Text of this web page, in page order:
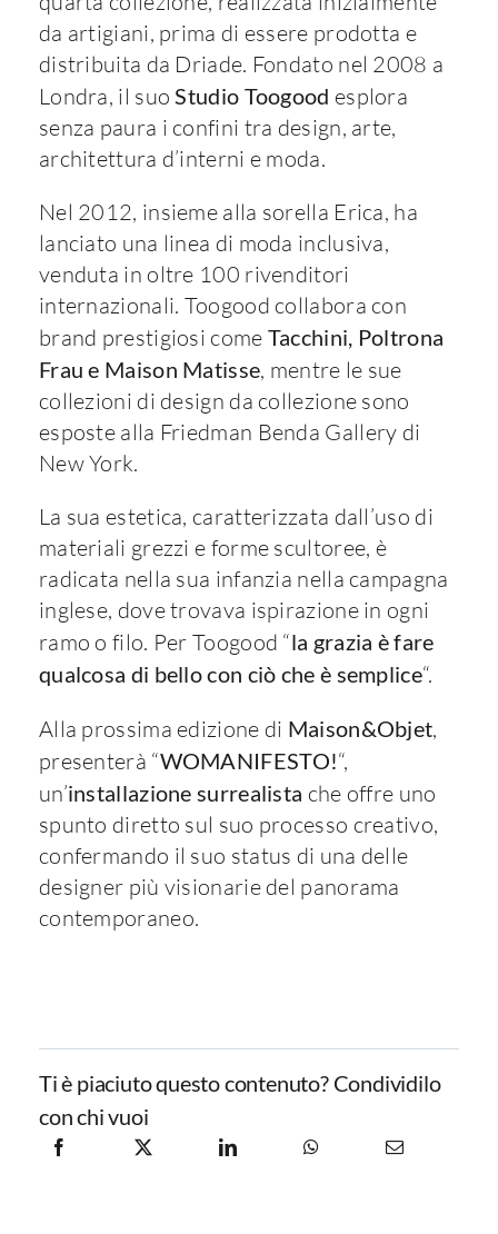
da artigiani, prima di essere prodotta e
distribuita da Driade. Fondato nel 2008 a
Londra, il suoStudio Toogood esplora
senza paura i confini tra design, arte,
architettura d’interni e moda.
Nel 2012, insieme alla sorella Erica, ha
lanciato una linea di moda inclusiva,
venduta in oltre 100 rivenditori
internazionali. Toogood collabora con
brand prestigiosi come Tacchini, Poltrona
Frau e Maison Matisse, mentre le sue
collezioni di design da collezione sono
esposte alla Friedman Benda Gallery di
New York.
La sua estetica, caratterizzata dall’uso di
materiali grezzi e forme scultoree, è
radicata nella sua infanzia nella campagna
inglese, dove trovava ispirazione in ogni
ramo o filo. Per Toogood “la grazia è fare
qualcosa di bello con ciò che è semplice“.
Alla prossima edizione di Maison&Objet,
presenterà “WOMANIFESTO!“,
un’installazione surrealista che offre uno
spunto diretto sul suo processo creativo,
confermando il suo status di una delle
designer più visionarie del panorama
contemporaneo.
Ti è piaciuto questo contenuto? Condividilo
con chi vuoi